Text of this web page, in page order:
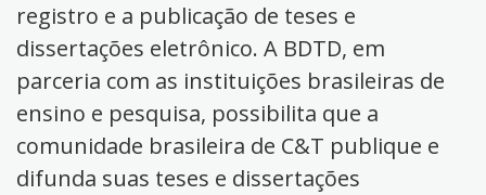
registro e a publicação de teses e
dissertações eletrônico. A BDTD, em
parceria com as instituições brasileiras de
ensino e pesquisa, possibilita que a
comunidade brasileira de C&T publique e
difunda suas teses e dissertações